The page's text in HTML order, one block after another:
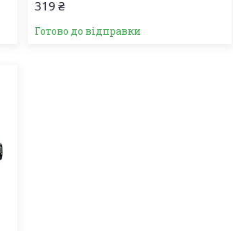
319 ₴
Готово до відправки